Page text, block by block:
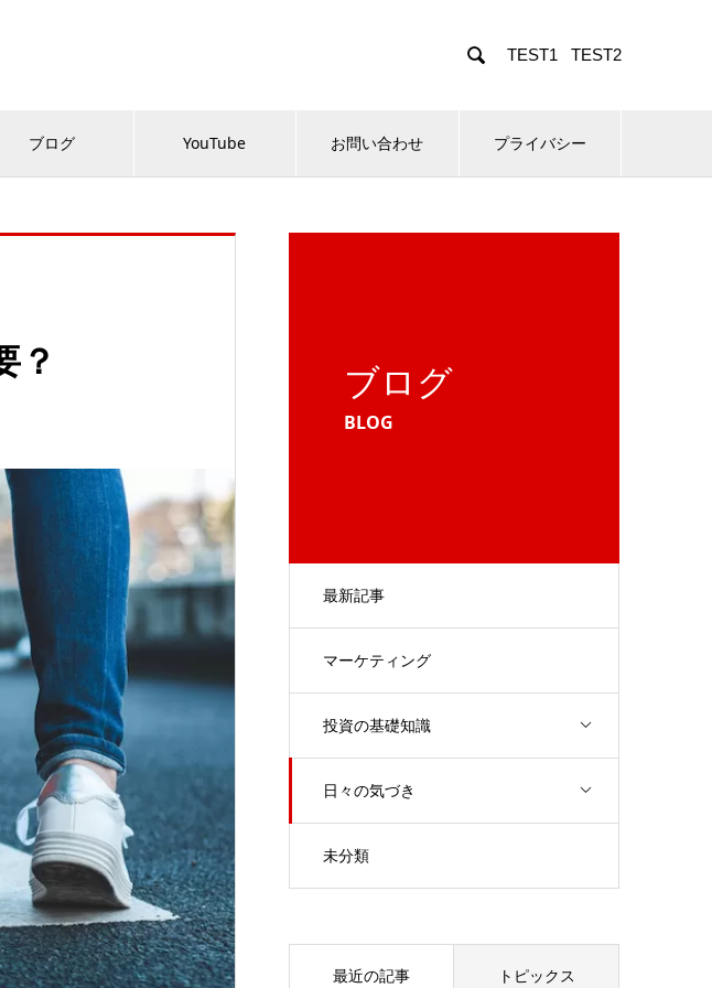
 TEST1 TEST2
ブログ YouTube お問い合わせ プライバシー
ブログ
BLOG
最新記事
マーケティング
投資の基礎知識
日々の気づき
未分類
？
最近の記事 トピックス